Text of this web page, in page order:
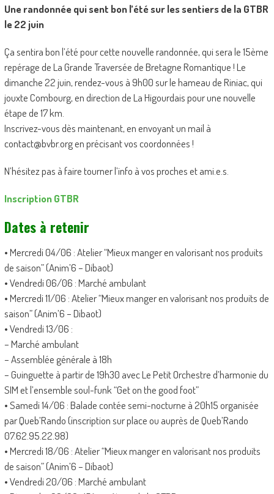
Une randonnée qui sent bon l’été sur les sentiers de la GTBR
le 22 juin
Ça sentira bon l’été pour cette nouvelle randonnée, qui sera le 15ème
repérage de La Grande Traversée de Bretagne Romantique ! Le
dimanche 22 juin, rendez-vous à 9h00 sur le hameau de Riniac, qui
jouxte Combourg, en direction de La Higourdais pour une nouvelle
étape de 17 km.
Inscrivez-vous dès maintenant, en envoyant un mail à
contact@bvbr.org en précisant vos coordonnées !
N’hésitez pas à faire tourner l’info à vos proches et ami.e.s.
Inscription GTBR
Dates à retenir
• Mercredi 04/06 : Atelier “Mieux manger en valorisant nos produits
de saison” (Anim’6 – Dibaot)
• Vendredi 06/06 : Marché ambulant
• Mercredi 11/06 : Atelier “Mieux manger en valorisant nos produits de
saison” (Anim’6 – Dibaot)
• Vendredi 13/06 :
– Marché ambulant
– Assemblée générale à 18h
– Guinguette à partir de 19h30 avec Le Petit Orchestre d’harmonie du
SIM et l’ensemble soul-funk “Get on the good foot”
• Samedi 14/06 : Balade contée semi-nocturne à 20h15 organisée
par Queb’Rando (inscription sur place ou auprès de Queb’Rando
07.62.95.22.98)
• Mercredi 18/06 : Atelier “Mieux manger en valorisant nos produits
de saison” (Anim’6 – Dibaot)
• Vendredi 20/06 : Marché ambulant